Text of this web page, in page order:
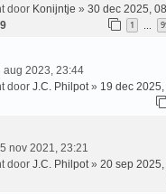
door Konijntje » 30 dec 2025,
1 …
aug 2023, 23:44
door J.C. Philpot » 19 dec
nov 2021, 23:21
door J.C. Philpot » 20 sep 2025,